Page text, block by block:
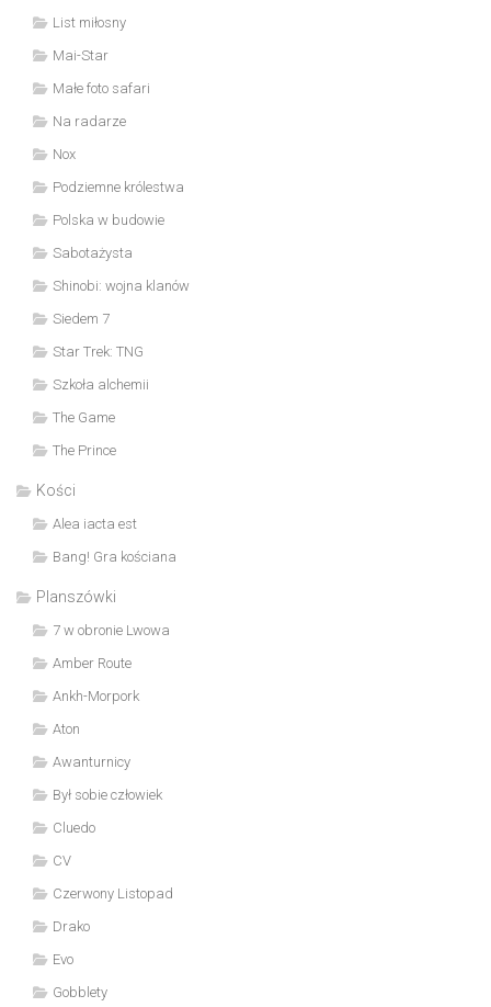
List miłosny
Mai-Star
Małe foto safari
Na radarze
Nox
Podziemne królestwa
Polska w budowie
Sabotażysta
Shinobi: wojna klanów
Siedem 7
Star Trek: TNG
Szkoła alchemii
The Game
The Prince
Kości
Alea iacta est
Bang! Gra kościana
Planszówki
7 w obronie Lwowa
Amber Route
Ankh-Morpork
Aton
Awanturnicy
Był sobie człowiek
Cluedo
CV
Czerwony Listopad
Drako
Evo
Gobblety